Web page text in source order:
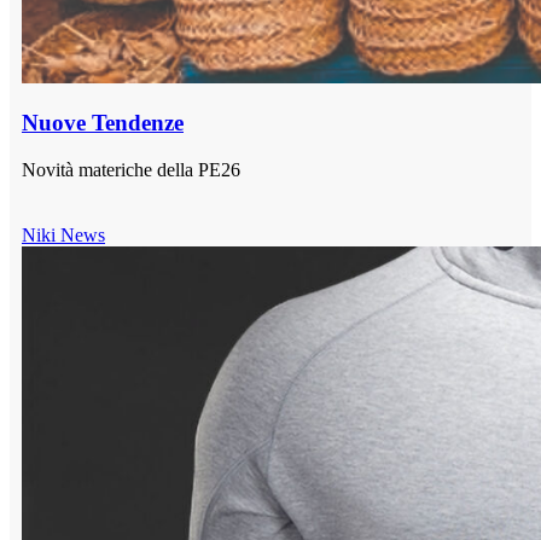
Nuove Tendenze
Novità materiche della PE26
Niki News